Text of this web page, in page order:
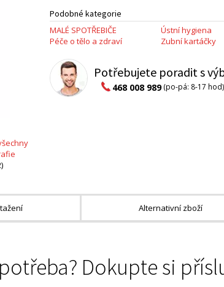
Podobné kategorie
MALÉ SPOTŘEBIČE
Péče o tělo a zdraví
Ústní hygiena
Zubní kartáčky
Potřebujete poradit s
468 008 989(po-pá: 8-17 hod)
Alternativní zboží
Dokupte si